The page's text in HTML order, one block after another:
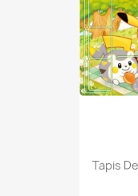
Tapis